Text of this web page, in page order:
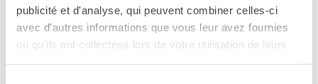
publicité et d'analyse, qui peuvent combiner celles-ci
avec d'autres informations que vous leur avez fournies
ou qu'ils ont collectées lors de votre utilisation de leurs
Eventi aperti al pubblico: